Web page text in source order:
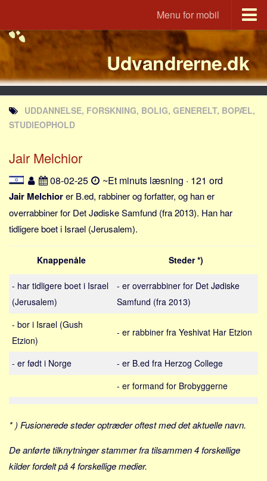
Menu for mobil
Portal
Udvandrerne.dk
Utvandrerne.no
Utvandrarna.se
Tyskland.dk
Rusland.dk
JLKM.dk
Lande
Tyrkiet
Spanien
Sverige
Norge
Thailand
Italien
Grækenland
USA
Nøgleord
Bolig
Job
Virksomhed
Udvandrerne.dk
UDDANNELSE, FORSKNING, BOLIG, GENERELT, BOPÆL,
STUDIEOPHOLD
Jair Melchior
08-02-25 ~Et minuts læsning · 121 ord
Jair Melchiorer B.ed, rabbiner og forfatter, og han er
overrabbiner for Det Jødiske Samfund (fra 2013). Han har
tidligere boet i Israel (Jerusalem).
Knappenåle Steder *)
- har tidligere boet i Israel
(Jerusalem)
- er overrabbiner for Det Jødiske
Samfund (fra 2013)
- bor i Israel (Gush
Etzion)
- er rabbiner fra Yeshivat Har Etzion
- er født i Norge
- er B.ed fra Herzog College
- er formand for Brobyggerne
* ) Fusionerede steder optræder oftest med det aktuelle navn.
De anførte tilknytninger stammer fra tilsammen 4 forskellige
kilder fordelt på 4 forskellige medier.